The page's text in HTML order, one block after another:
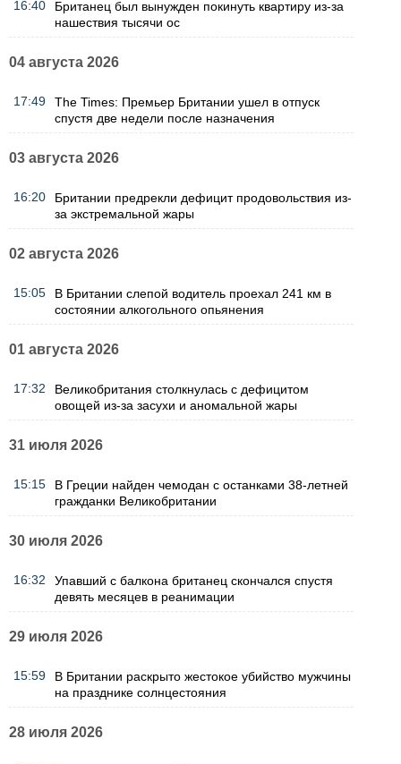
16:40
Британец был вынужден покинуть квартиру из-за
нашествия тысячи ос
04 августа 2026
17:49
The Times: Премьер Британии ушел в отпуск
спустя две недели после назначения
03 августа 2026
16:20
Британии предрекли дефицит продовольствия из-
за экстремальной жары
02 августа 2026
15:05
В Британии слепой водитель проехал 241 км в
состоянии алкогольного опьянения
01 августа 2026
17:32
Великобритания столкнулась с дефицитом
овощей из-за засухи и аномальной жары
31 июля 2026
15:15
В Греции найден чемодан с останками 38-летней
гражданки Великобритании
30 июля 2026
16:32
Упавший с балкона британец скончался спустя
девять месяцев в реанимации
29 июля 2026
15:59
В Британии раскрыто жестокое убийство мужчины
на празднике солнцестояния
28 июля 2026